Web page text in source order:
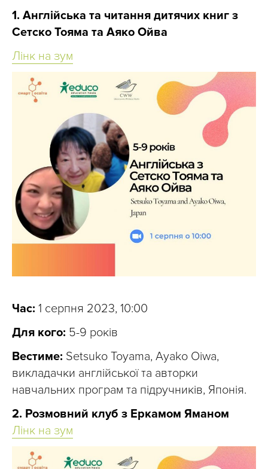
1. Англійська та читання дитячих книг з
Сетско Тояма та Аяко Ойва
Лінк на зум
Час: 1 серпня 2023, 10:00
Для кого: 5-9 років
Вестиме: Setsuko Toyama, Ayako Oiwa,
викладачки англійської та авторки
навчальних програм та підручників, Японія.
2. Розмовний клуб з Еркамом Яманом
Лінк на зум